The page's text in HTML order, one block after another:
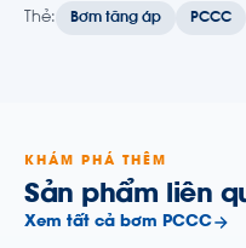
Thẻ: Bơm tăng áp PCCC
KHÁM PHÁ THÊM
Sản phẩm liên
Xem tất cả bơm PCCC